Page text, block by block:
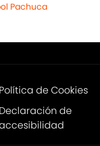
Pachuca
Política de Cookies
Declaración de